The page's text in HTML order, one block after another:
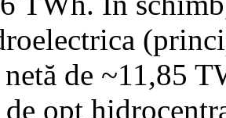
de ~11,85
opt